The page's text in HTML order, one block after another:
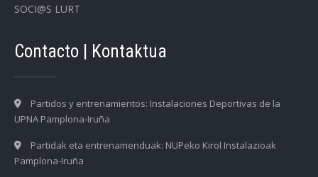
SOCI@S LURT
Contacto | Kontaktua
Partidos y entrenamientos: Instalaciones Deportivas de la
UPNA Pamplona-Iruña
Partidak eta entrenamenduak: NUPeko Kirol Instalazioak
Pamplona-Iruña